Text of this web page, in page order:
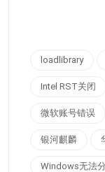
loadlibrary
Intel RST关闭
微软账号错误
银河麒麟
Windows无法